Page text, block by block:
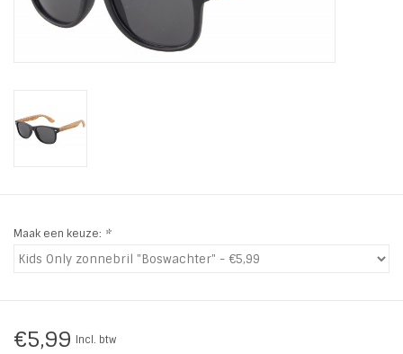
ON THE BEACH
Ohlala Jewels
INSPIRATIE
Maak een keuze: *
€5,99 Incl. btw